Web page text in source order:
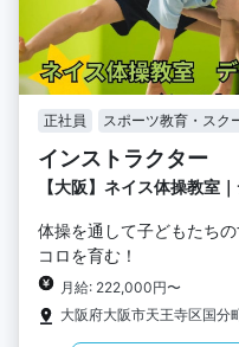
正社員 スポーツ教育・スク
インストラクター
【大阪】ネイス体操教室
体操を通して子どもたち
コロを育む！
月給: 222,000円〜